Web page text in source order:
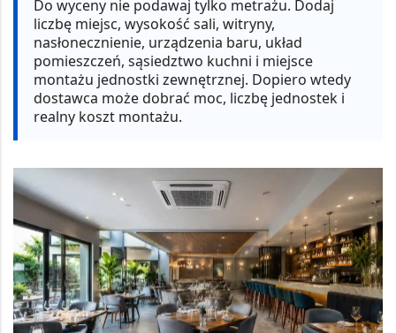
Do wyceny nie podawaj tylko metrażu. Dodaj
liczbę miejsc, wysokość sali, witryny,
nasłonecznienie, urządzenia baru, układ
pomieszczeń, sąsiedztwo kuchni i miejsce
montażu jednostki zewnętrznej. Dopiero wtedy
dostawca może dobrać moc, liczbę jednostek i
realny koszt montażu.